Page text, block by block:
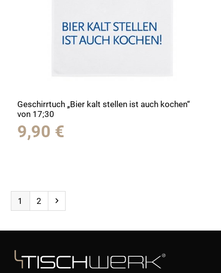
Geschirrtuch „Bier kalt stellen ist auch kochen“
von 17;30
9,90 €
Page
1 Page
2 Next